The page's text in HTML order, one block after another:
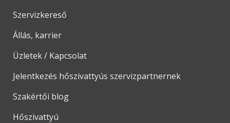
Szervizkereső
Állás, karrier
Üzletek / Kapcsolat
Jelentkezés hőszivattyús szervizpartnernek
Szakértői blog
Hőszivattyú